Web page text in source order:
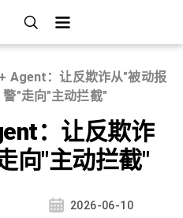
Agent：让反欺诈从"被动报
警"走向"主动拦截"
：让反欺诈
向"主动拦截"
2026-06-10